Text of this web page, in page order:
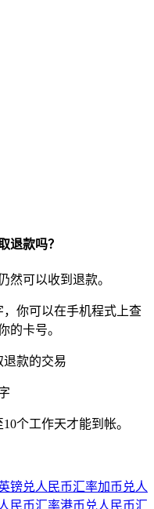
退款吗？
然可以收到退款。
你可以在手机程式上查
的卡号。
退款的交易
个工作天才能到帐。
镑兑人民币汇率加币兑人
民币汇率港币兑人民币汇